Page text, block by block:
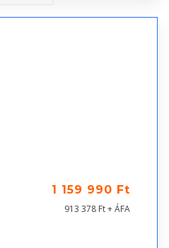
1 159 990 Ft
913 378 Ft + ÁFA